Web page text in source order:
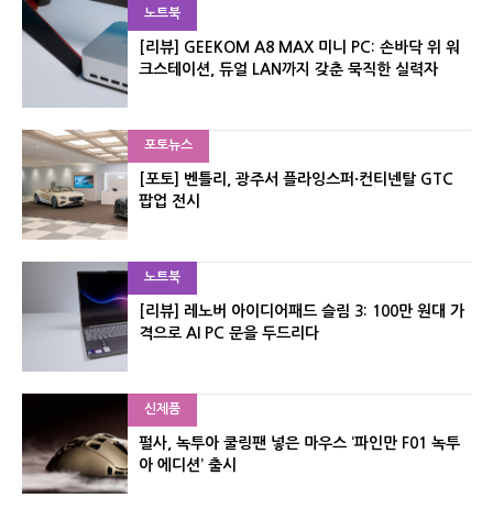
노트북
[리뷰] GEEKOM A8 MAX 미니 PC: 손바닥 위 워
크스테이션, 듀얼 LAN까지 갖춘 묵직한 실력자
포토뉴스
[포토] 벤틀리, 광주서 플라잉스퍼·컨티넨탈 GTC
팝업 전시
노트북
[리뷰] 레노버 아이디어패드 슬림 3: 100만 원대 가
격으로 AI PC 문을 두드리다
신제품
펄사, 녹투아 쿨링팬 넣은 마우스 ‘파인만 F01 녹투
아 에디션’ 출시